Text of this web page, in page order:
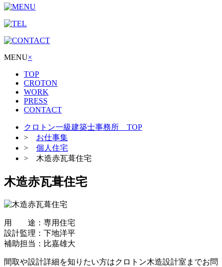
MENU×
TOP
CROTON
WORK
PRESS
CONTACT
クロトン一級建築士事務所 TOP
> お仕事集
> 個人住宅
> 木造赤瓦葺住宅
木造赤瓦葺住宅
用 途：専用住宅
設計監理：下地洋平
補助担当：比嘉雄大
間取や設計詳細を知りたい方はクロトン木造設計室までお問